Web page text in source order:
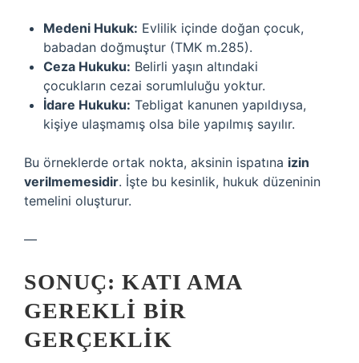
Medeni Hukuk: Evlilik içinde doğan çocuk,
babadan doğmuştur (TMK m.285).
Ceza Hukuku: Belirli yaşın altındaki
çocukların cezai sorumluluğu yoktur.
İdare Hukuku: Tebligat kanunen yapıldıysa,
kişiye ulaşmamış olsa bile yapılmış sayılır.
Bu örneklerde ortak nokta, aksinin ispatına izin
verilmemesidir. İşte bu kesinlik, hukuk düzeninin
temelini oluşturur.
—
SONUÇ: KATI AMA
GEREKLI BIR
GERÇEKLIK